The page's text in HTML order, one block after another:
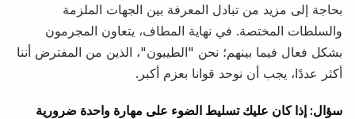
بحاجة إلى مزيد من تبادل المعرفة بين الجهات الملزمة
والسلطات المختصة. في نهاية المطاف، يتعاون المجرمون
بشكل فعال فيما بينهم؛ نحن "الطيبون"، الذين من المفترض أننا
أكثر عددًا، يجب أن نوحد قوانا بعزم أكبر.
سؤال: إذا كان عليك تسليط الضوء على مهارة واحدة ضرورية